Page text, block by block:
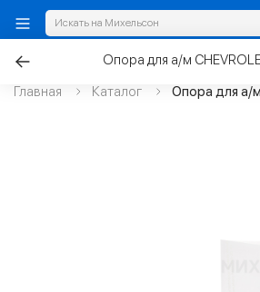
Главная Каталог Опора для а/